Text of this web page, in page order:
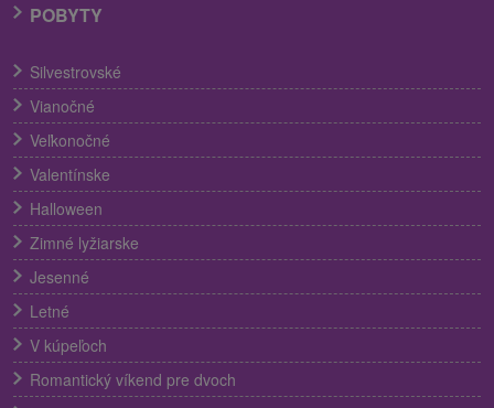
POBYTY
Silvestrovské
Vianočné
Veľkonočné
Valentínske
Halloween
Zimné lyžiarske
Jesenné
Letné
V kúpeľoch
Romantický víkend pre dvoch